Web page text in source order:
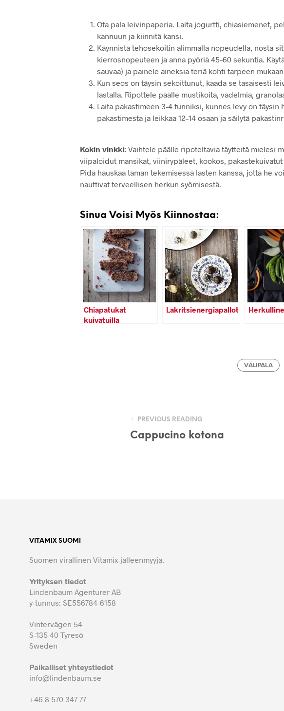
Ota pala leivinpaperia. Laita jogurtti, chiasiemenet,
kannuun ja kiinnitä kansi.
Käynnistä tehosekoitin alimmalla nopeudella, nosta
kierrosnopeuteen ja anna pyöriä 45–60 sekuntia.
sauvaa) ja painele aineksia teriä kohti tarpeen
Kun seos on täysin sekoittunut, kaada se tasaisesti
lastalla. Ripottele päälle mustikoita, vadelmia,
Laita pakastimeen 3-4 tunniksi, kunnes levy on täysin
pakastimesta ja leikkaa 12–14 osaan ja säilytä
Kokin vinkki:Vaihtele päälle ripoteltavia täytteitä mielesi
viipaloidut mansikat, viinirypäleet, kookos,
Pidä hauskaa tämän tekemisessä lasten kanssa, jotta he
nauttivat terveellisen herkun syömisestä.
Sinua Voisi Myös Kiinnostaa:
Chiapatukat
kuivatuilla
Lakritsienergiapallot
VÄLIPALA
PREVIOUS READING
Cappucino kotona
VITAMIX SUOMI
Suomen virallinen Vitamix-jälleenmyyjä.
Yrityksen tiedot
Lindenbaum Agenturer AB
y-tunnus: SE556784-6158
Vintervägen 54
S-135 40 Tyresö
Sweden
Paikalliset yhteystiedot
info@lindenbaum.se
+46 8 570 347 77